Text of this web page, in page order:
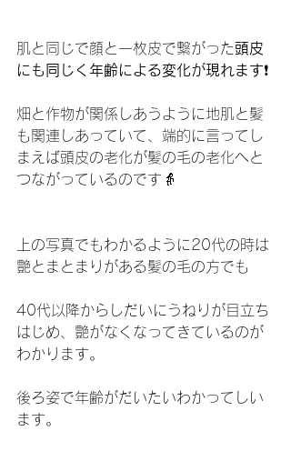
肌と同じで顔と一枚皮で繋がった頭皮
にも同じく年齢による変化が現れます❗️
畑と作物が関係しあうように地肌と髪
も関連しあっていて、端的に言ってし
まえば頭皮の老化が髪の毛の老化へと
つながっているのです👵
上の写真でもわかるように20代の時は
艶とまとまりがある髪の毛の方でも
40代以降からしだいにうねりが目立ち
はじめ、艶がなくなってきているのが
わかります。
後ろ姿で年齢がだいたいわかってしい
ます。